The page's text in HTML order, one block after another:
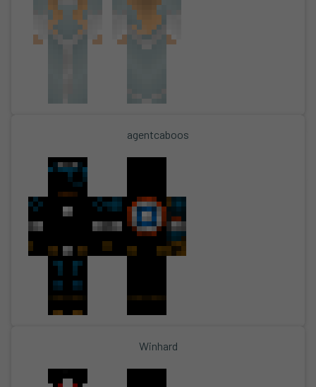
agentcaboos
Winhard